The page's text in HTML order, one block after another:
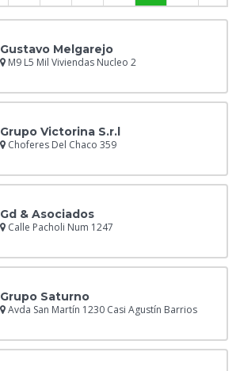
Gustavo Melgarejo
M9 L5 Mil Viviendas Nucleo 2
Grupo Victorina S.r.l
Choferes Del Chaco 359
Gd & Asociados
Calle Pacholi Num 1247
Grupo Saturno
Avda San Martín 1230 Casi Agustín Barrios